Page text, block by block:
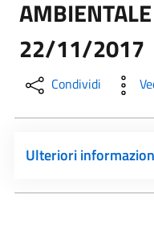
22/11/2017
Condividi
Ulteriori